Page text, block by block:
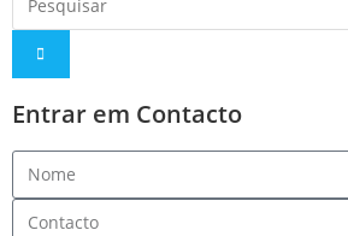
Entrar em Contacto